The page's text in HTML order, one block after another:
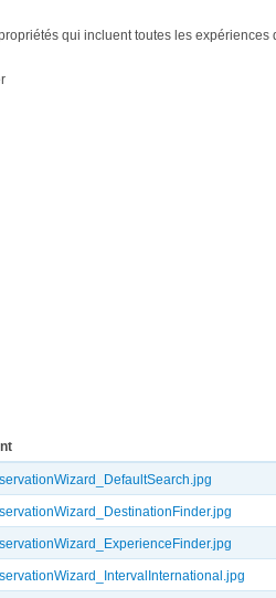
qui incluent toutes les expériences